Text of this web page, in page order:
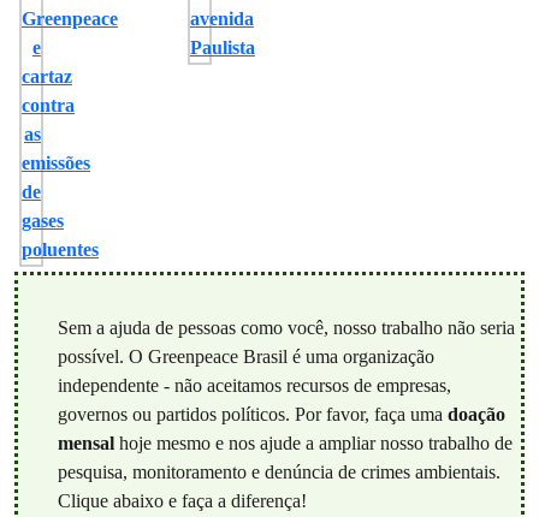
Sem a ajuda de pessoas como você, nosso trabalho não seria
possível. O Greenpeace Brasil é uma organização
independente - não aceitamos recursos de empresas,
governos ou partidos políticos. Por favor, faça uma doação
mensalhoje mesmo e nos ajude a ampliar nosso trabalho de
pesquisa, monitoramento e denúncia de crimes ambientais.
Clique abaixo e faça a diferença!